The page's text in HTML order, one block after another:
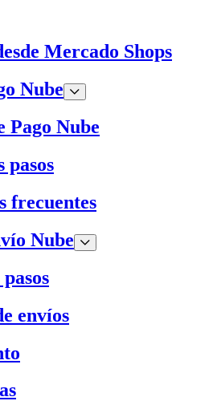
Mercado Shops
Nube
Pago Nube
pasos
frecuentes
Nube
envíos